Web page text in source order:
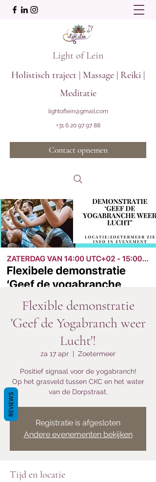
Light of Lein
Holistisch traject | Massage | Reiki |
Meditatie
lightoflein@gmail.com
+31 6 20 97 97 88
Contact opnemen
Flexible demonstratie
'Geef de Yogabranch weer
Lucht'!
za 17 apr
  |
Zoetermeer
Positief signaal voor de yogabranch!
Op het grasveld tussen CKC en het water
van de Dorpstraat.
Registratie is afgesloten
Andere evenementen bekijken
Tijd en locatie
REVIEWS